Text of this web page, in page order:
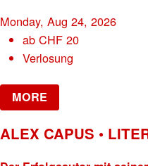
Monday, Aug 24, 2026
abCHF 20
Verlosung
MORE
ALEX CAPUS •